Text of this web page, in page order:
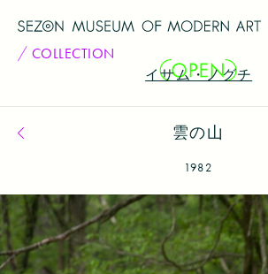
COLLECTION
イサム・ノグチ
コレクション一覧へ戻る雲の山
1982